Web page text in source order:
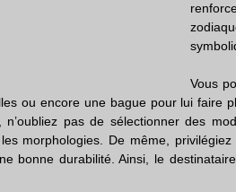
Vous
ou encore une bague pour lui faire
pas de sélectionner des
morphologies. De même,
bonne durabilité. Ainsi, le